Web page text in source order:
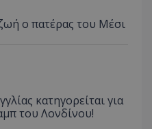
ο πατέρας του Μέσι
κατηγορείται για
του Λονδίνου!